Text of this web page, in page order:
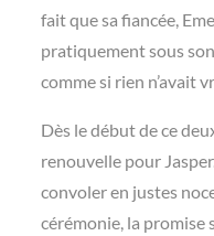
fait que sa fiancée,
pratiquement sous
comme si rien n’avait
Dès le début de ce
renouvelle pour
convoler en justes
cérémonie, la promise